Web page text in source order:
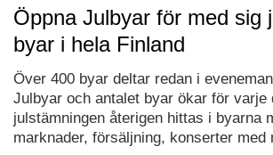
Öppna Julbyar för med sig
byar i hela Finland
Över 400 byar deltar redan i
Julbyar och antalet byar ökar för varje
julstämningen återigen hittas i byarna
marknader, försäljning, konserter med